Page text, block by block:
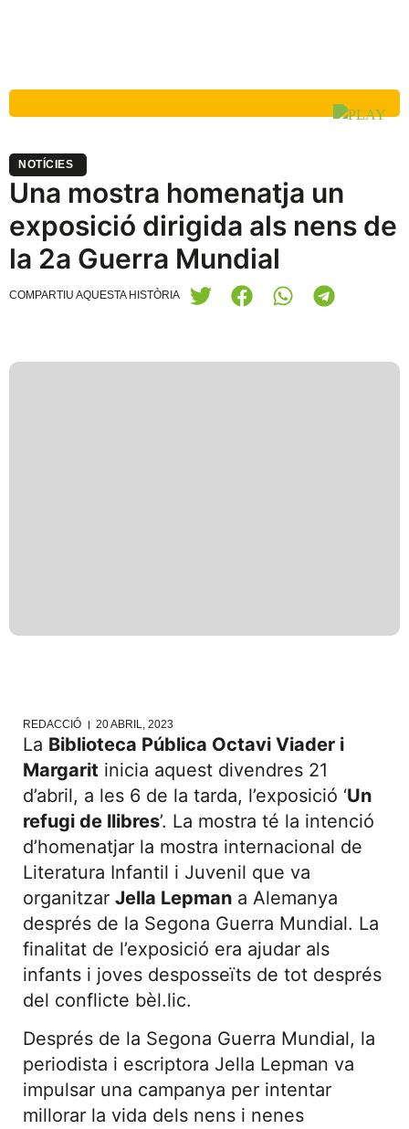
NOTÍCIES
Una mostra homenatja un
exposició dirigida als nens de
la 2a Guerra Mundial
COMPARTIU AQUESTA HISTÒRIA
REDACCIÓ 20 ABRIL, 2023
La Biblioteca Pública Octavi Viader i
Margarit inicia aquest divendres 21
d’abril, a les 6 de la tarda, l’exposició ‘Un
refugi de llibres’. La mostra té la intenció
d’homenatjar la mostra internacional de
Literatura Infantil i Juvenil que va
organitzar Jella Lepman a Alemanya
després de la Segona Guerra Mundial. La
finalitat de l’exposició era ajudar als
infants i joves desposseïts de tot després
del conflicte bèl.lic.
Després de la Segona Guerra Mundial, la
periodista i escriptora Jella Lepman va
impulsar una campanya per intentar
millorar la vida dels nens i nenes